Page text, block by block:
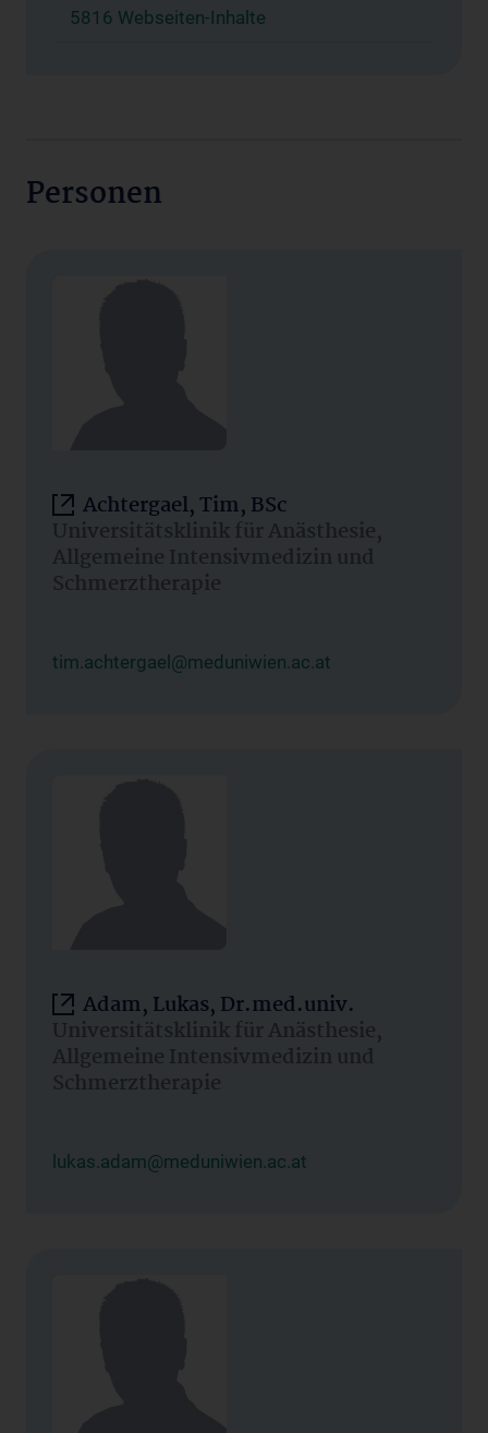
5816 Webseiten-Inhalte
Personen
Achtergael, Tim, BSc
Universitätsklinik für Anästhesie,
Allgemeine Intensivmedizin und
Schmerztherapie
tim.achtergael@meduniwien.ac.at
Adam, Lukas, Dr.med.univ.
Universitätsklinik für Anästhesie,
Allgemeine Intensivmedizin und
Schmerztherapie
lukas.adam@meduniwien.ac.at